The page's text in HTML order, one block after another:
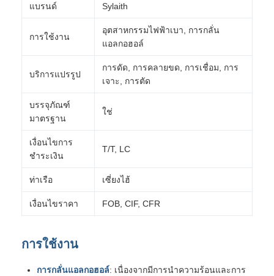
แบรนด์ Sylaith
การใช้งาน
อุตสาหกรรมไฟฟ้าเบา, การกลั่น
แอลกอฮอล์
บริการแปรรูป
การดัด, การคลายขด, การเชื่อม, การ
เจาะ, การตัด
บรรจุภัณฑ์
มาตรฐาน
ใช่
เงื่อนไขการ
ชำระเงิน
T/T, LC
ท่าเรือ เซี่ยงไฮ้
เงื่อนไขราคา FOB, CIF, CFR
การใช้งาน
การกลั่นแอลกอฮอล์: เนื่องจากมีการนำความร้อนและการ